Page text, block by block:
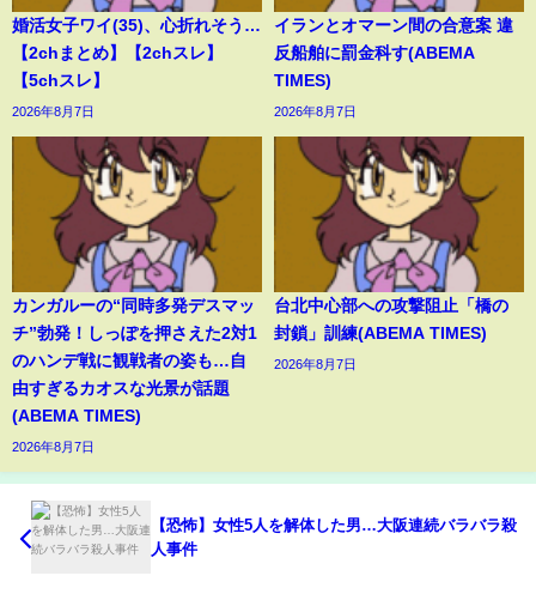
婚活女子ワイ(35)、心折れそう…
【2chまとめ】【2chスレ】
【5chスレ】
2026年8月7日
イランとオマーン間の合意案 違
反船舶に罰金科す(ABEMA
TIMES)
2026年8月7日
カンガルーの“同時多発デスマッ
チ”勃発！しっぽを押さえた2対1
のハンデ戦に観戦者の姿も…自
由すぎるカオスな光景が話題
(ABEMA TIMES)
2026年8月7日
台北中心部への攻撃阻止「橋の
封鎖」訓練(ABEMA TIMES)
2026年8月7日
【恐怖】女性5人を解体した男…大阪連続バラバラ殺
人事件